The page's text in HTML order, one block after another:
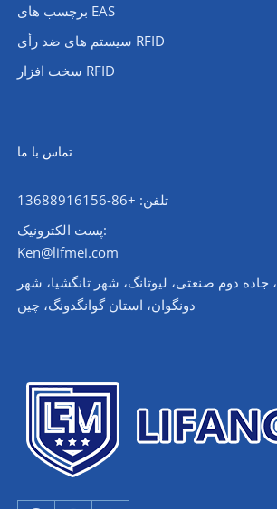
برچسب های EAS
سیستم های ضد رأی RFID
سخت افزار RFID
تماس با ما
تلفن: +86-13688916156
پست الکترونیک:
Ken@lifmei.com
نشانی: شماره 4، جاده دوم صنعتی، لیوتانگ، شهر تانگشیا، شهر
دونگوان، استان گوانگدونگ، چین